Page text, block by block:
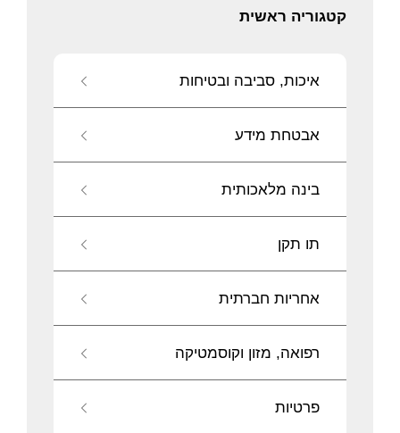
קטגוריה ראשית
איכות, סביבה ובטיחות
אבטחת מידע
בינה מלאכותית
תו תקן
אחריות חברתית
רפואה, מזון וקוסמטיקה
פרטיות